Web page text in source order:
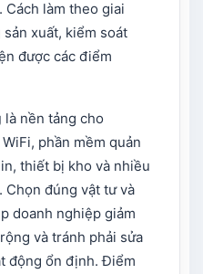
Cách làm theo giai
xuất, kiểm soát
được các điểm
là nền tảng cho
phần mềm quản
thiết bị kho và nhiều
Chọn đúng vật tư và
doanh nghiệp giảm
và tránh phải sửa
động ổn định. Điểm